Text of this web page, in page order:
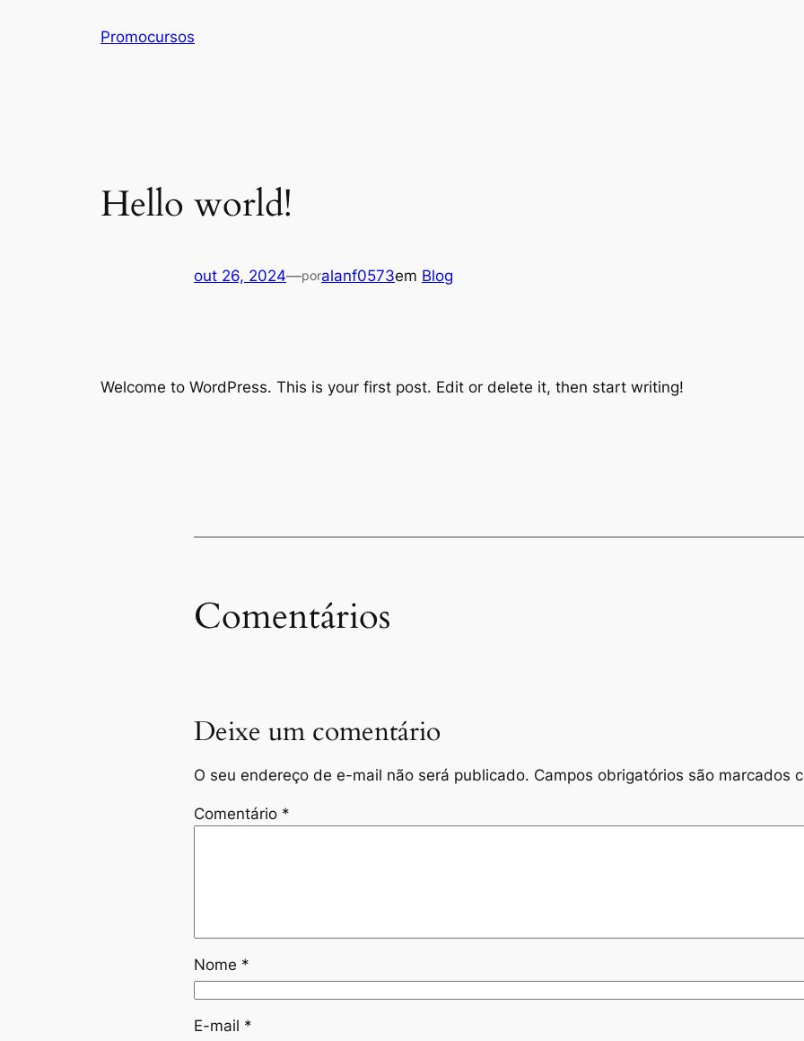
Promocursos
Hello world!
out 26, 2024—poralanf0573em Blog
Welcome to WordPress. This is your first post. Edit or delete it, then start writing!
Comentários
Deixe um comentário
O seu endereço de e-mail não será publicado. Campos obrigatórios são marcados
Comentário *
Nome *
E-mail *